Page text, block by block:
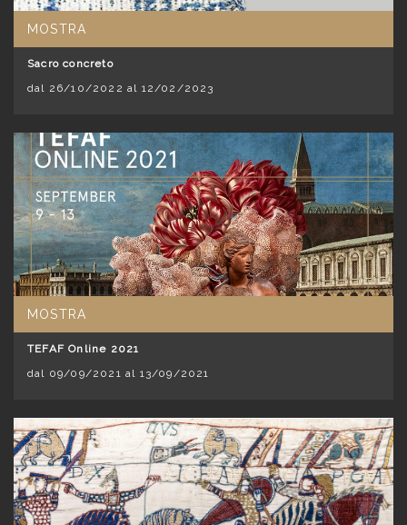
MOSTRA
Sacro concreto
dal 26/10/2022 al 12/02/2023
MOSTRA
TEFAF Online 2021
dal 09/09/2021 al 13/09/2021